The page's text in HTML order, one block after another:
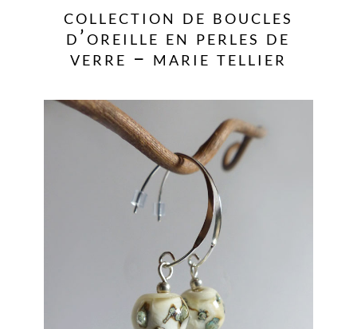
collection de boucles
d’oreille en perles de
verre – marie tellier